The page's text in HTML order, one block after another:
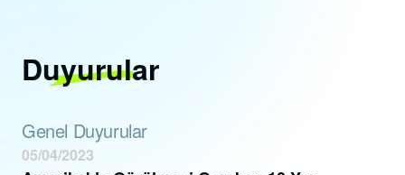
Duyurular
Genel Duyurular
05/04/2023